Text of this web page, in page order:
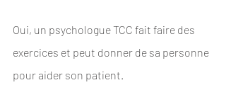
Oui, un psychologue TCC fait faire des
exercices et peut donner de sa personne
pour aider son patient.